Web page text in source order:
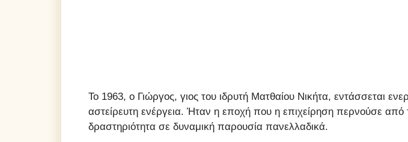
Το 1963, ο Γιώργος, γιος του ιδρυτή Ματθαίου Νικήτα, εντάσσεται
αστείρευτη ενέργεια. Ήταν η εποχή που η επιχείρηση περνούσε
δραστηριότητα σε δυναμική παρουσία πανελλαδικά.